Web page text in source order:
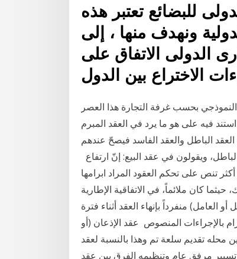
للبضائع تعتبر هذه
ونهدف منها ، إلى
الدولى الاتفاق على
بحسب غرفة التجارة هذا العصر
فيه على هو ما يرد في العقد المبرم
12 - ويفرّق الحنفيّة بين العقد الباطل والعقد الفاسد فيصحّ عندهم
ويقولون في عقد البيع‏:‏ إنّ ارتفاع
تنص على تحكم العقود المراد ابرامها
كان ملائماً، في الاتفاقية الإطارية
منفرداً بإنهاء العقد أثناء فترة
بالإجراءات المنصوص عقد الإذعان (أو
محله تقديم سلعة تم وهذا بالنسبة لعقد
مرفق عام وتنظيمه الفرق بين عقد